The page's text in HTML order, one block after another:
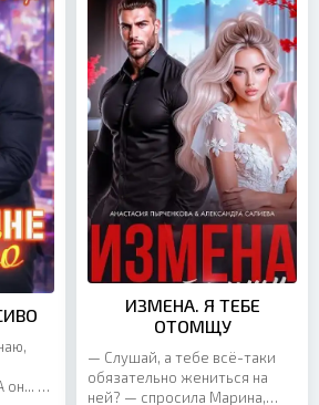
он
ИЗМЕНА. Я ТЕБЕ
ОТОМЩУ
— Слушай, а тебе всё-таки
обязательно жениться на
ней? — спросила Марина,